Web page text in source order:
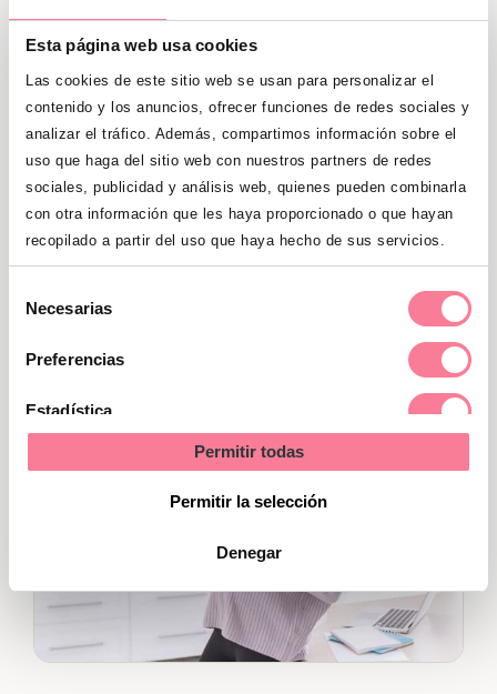
Esta página web usa cookies
Las cookies de este sitio web se usan para personalizar el
contenido y los anuncios, ofrecer funciones de redes sociales y
analizar el tráfico. Además, compartimos información sobre el
uso que haga del sitio web con nuestros partners de redes
sociales, publicidad y análisis web, quienes pueden combinarla
con otra información que les haya proporcionado o que hayan
recopilado a partir del uso que haya hecho de sus servicios.
Necesarias
Preferencias
Estadística
Permitir todas
Permitir la selección
Denegar
Date un baño
Una ducha tibia puede revitalizarte y
ayudar a que mejoren los
síntomas de la
jaqueca , si bienel alivio será temporal.
estás en el trabajo o en otro sitio donde no
puedas ducharte, mójate la cara y la
cabeza con agua fría. Cuando el dolor de
ayudará.